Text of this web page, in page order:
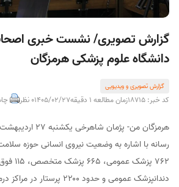
گزارش تصویری/ نشست خبری
دانشگاه علوم پزشکی هرمزگان
گزارش تصویری و ویدیویی
کد خبر: 18715 زمان مطالعه 1 دقیقه 1405/02/270 نظر
هرمزگان من- پژمان
رسانه با اشاره به وضعیت نیروی انسانی حوزه
دندانپزشک عمومی و حدود ۲۲۰۰